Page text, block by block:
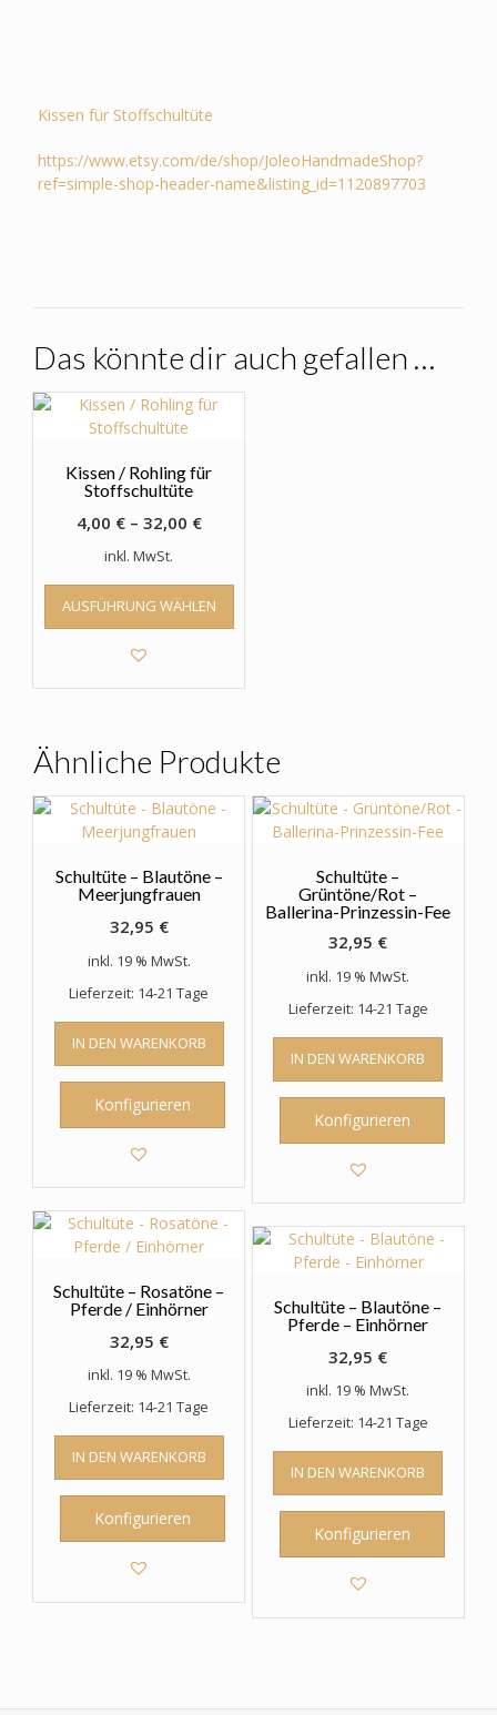
Kissen für Stoffschultüte
https://www.etsy.com/de/shop/JoleoHandmadeShop?
ref=simple-shop-header-name&listing_id=1120897703
Das könnte dir auch gefallen …
Kissen / Rohling für
Stoffschultüte
4,00 €– 32,00 €
inkl. MwSt.
AUSFÜHRUNG WÄHLEN
Dieses
weist
Optionen
können
auf
der
Produktseite
Ähnliche Produkte
Schultüte – Blautöne –
Meerjungfrauen
32,95 €
inkl. 19 % MwSt.
Lieferzeit: 14-21 Tage
IN DEN WARENKORB
Konfigurieren
Schultüte –
Grüntöne/Rot –
Ballerina-Prinzessin-Fee
32,95 €
inkl. 19 % MwSt.
Lieferzeit: 14-21 Tage
IN DEN WARENKORB
Konfigurieren
Schultüte – Rosatöne –
Pferde / Einhörner
32,95 €
inkl. 19 % MwSt.
Lieferzeit: 14-21 Tage
IN DEN WARENKORB
Konfigurieren
Schultüte – Blautöne –
Pferde – Einhörner
32,95 €
inkl. 19 % MwSt.
Lieferzeit: 14-21 Tage
IN DEN WARENKORB
Konfigurieren